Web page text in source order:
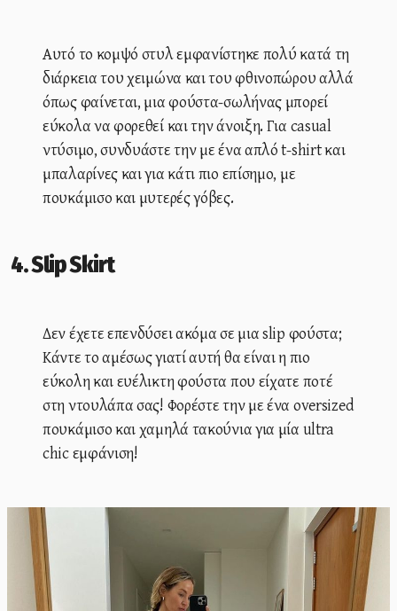
Αυτό το κομψό στυλ εμφανίστηκε πολύ κατά τη
διάρκεια του χειμώνα και του φθινοπώρου αλλά
όπως φαίνεται, μια φούστα-σωλήνας μπορεί
εύκολα να φορεθεί και την άνοιξη. Για casual
ντύσιμο, συνδυάστε την με ένα απλό t-shirt και
μπαλαρίνες και για κάτι πιο επίσημο, με
πουκάμισο και μυτερές γόβες.
4. Slip Skirt
Δεν έχετε επενδύσει ακόμα σε μια slip φούστα;
Κάντε το αμέσως γιατί αυτή θα είναι η πιο
εύκολη και ευέλικτη φούστα που είχατε ποτέ
στη ντουλάπα σας! Φορέστε την με ένα oversized
πουκάμισο και χαμηλά τακούνια για μία ultra
chic εμφάνιση!